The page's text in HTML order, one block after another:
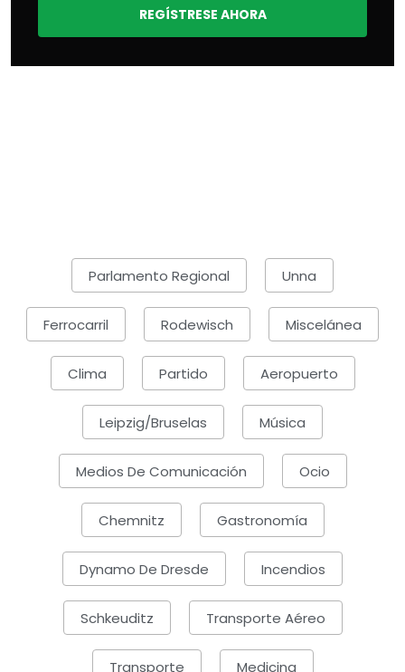
REGÍSTRESE AHORA
Parlamento Regional Unna
Ferrocarril Rodewisch Miscelánea
Clima Partido Aeropuerto
Leipzig/Bruselas Música
Medios De Comunicación Ocio
Chemnitz Gastronomía
Dynamo De Dresde Incendios
Schkeuditz Transporte Aéreo
Transporte Medicina